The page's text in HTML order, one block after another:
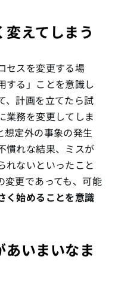
えてしまう
セスを変更する場
する」ことを意識し
、計画を立てたら試
業務を変更してしま
想定外の事象の発生
慣れな結果、ミスが
れないといったこと
変更であっても、可能
く始めることを意識
いまいなま